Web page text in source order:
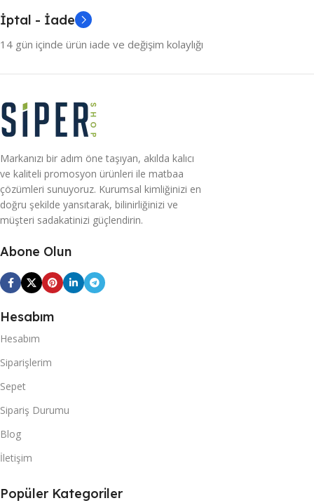
İptal - İade
14 gün içinde ürün iade ve değişim kolaylığı
Markanızı bir adım öne taşıyan, akılda kalıcı
ve kaliteli promosyon ürünleri ile matbaa
çözümleri sunuyoruz. Kurumsal kimliğinizi en
doğru şekilde yansıtarak, bilinirliğinizi ve
müşteri sadakatinizi güçlendirin.
Abone Olun
Hesabım
Hesabım
Siparişlerim
Sepet
Sipariş Durumu
Blog
İletişim
Popüler Kategoriler